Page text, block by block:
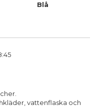
Blå
vattenflaska och